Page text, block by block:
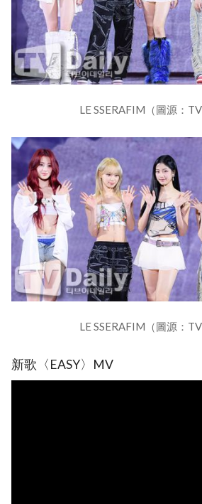
LE SSERAFIM（圖源：
LE SSERAFIM（圖源：
新歌〈EASY〉MV